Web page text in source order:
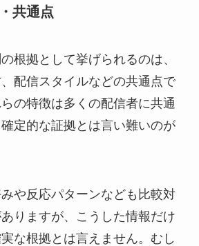
共通点
根拠として挙げられるのは、
配信スタイルなどの共通点で
の特徴は多くの配信者に共通
定的な証拠とは言い難いのが
や反応パターンなども比較対
りますが、こうした情報だけ
な根拠とは言えません。むし